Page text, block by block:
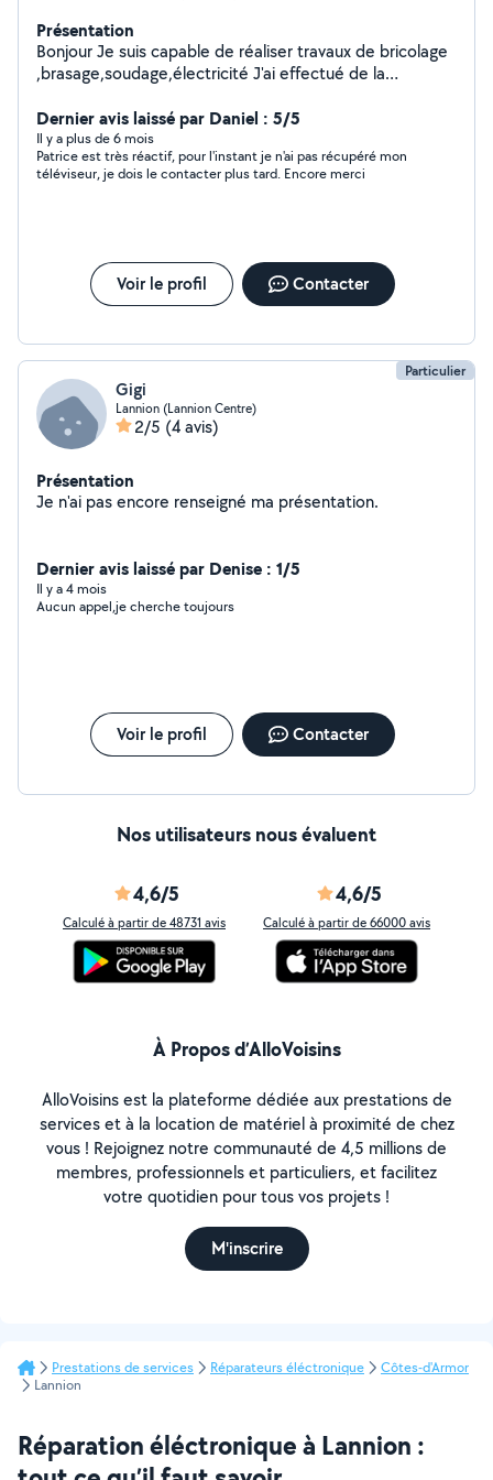
Présentation
Bonjour Je suis capable de réaliser travaux de bricolage
,brasage,soudage,électricité J'ai effectué de la
plomb ayant une pratique professionnelle Je sais
également monter des meubles en kit et suis assez
disponible. À bientôt
Dernier avis laissé par Daniel : 5/5
Il y a plus de 6 mois
Patrice est très réactif, pour l'instant je n'ai pas récupéré mon
téléviseur, je dois le contacter plus tard. Encore merci
Voir le profil Contacter
Particulier
Gigi
Lannion (Lannion Centre)
2/5 (4 avis)
Présentation
Je n'ai pas encore renseigné ma présentation.
Dernier avis laissé par Denise : 1/5
Il y a 4 mois
Aucun appel,je cherche toujours
Voir le profil Contacter
Nos utilisateurs nous évaluent
4,6/5
Calculé à partir de 48731 avis
4,6/5
Calculé à partir de 66000 avis
À Propos d’AlloVoisins
AlloVoisins est la plateforme dédiée aux prestations de
services et à la location de matériel à proximité de chez
vous ! Rejoignez notre communauté de 4,5 millions de
membres, professionnels et particuliers, et facilitez
votre quotidien pour tous vos projets !
M'inscrire
Prestations de services Réparateurs éléctronique
Côtes-d'Armor
Lannion
Réparation éléctronique à Lannion :